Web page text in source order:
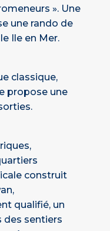
». Une
une rando de
Ile en Mer.
classique,
propose une
construit
qualifié, un
des sentiers